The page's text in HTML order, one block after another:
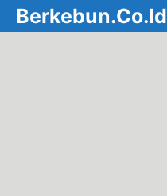
Skip
to
Berkebun.Co.Id